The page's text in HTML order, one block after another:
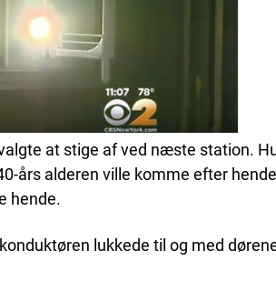
at stige af ved næste station.
års alderen ville komme efter
hende.
lukkede til og med